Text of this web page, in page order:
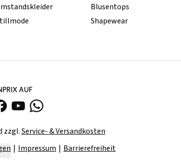
Blusentops
Shapewear
AUF
zzgl.Service- & Versandkosten
Impressum Barrierefreiheit